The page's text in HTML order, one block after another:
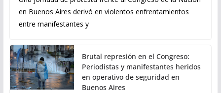
en Buenos Aires derivó en violentos enfrentamientos
entre manifestantes y
Brutal represión en el Congreso:
Periodistas y manifestantes heridos
en operativo de seguridad en
Buenos Aires